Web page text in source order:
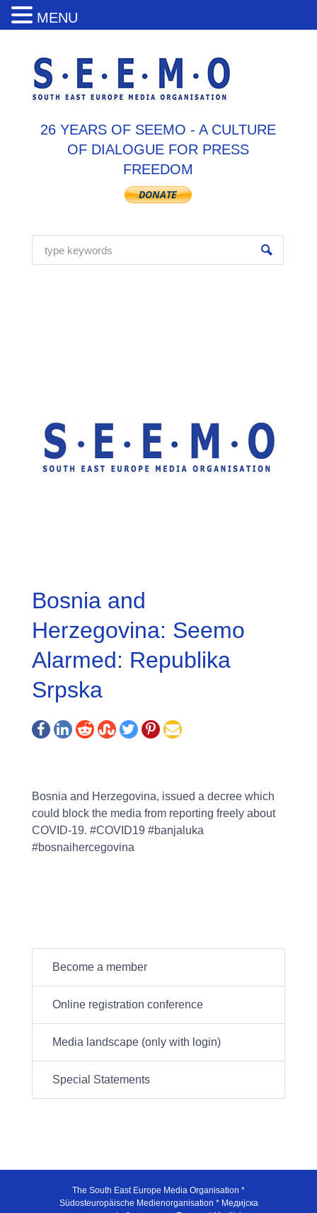
26 YEARS OF SEEMO - A CULTURE
OF DIALOGUE FOR PRESS
FREEDOM
Bosnia and
Herzegovina: Seemo
Alarmed: Republika
Srpska
Bosnia and Herzegovina, issued a decree which
could block the media from reporting freely about
COVID-19. #COVID19 #banjaluka
#bosnaihercegovina
Become a member
Online registration conference
Media landscape (only with login)
Special Statements
The South East Europe Media Organisation *
Südosteuropäische Medienorganisation * Медијска
MENU